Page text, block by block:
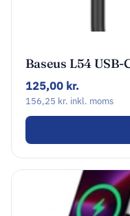
Baseus L54
sort
125,00 kr.
156,25 kr. inkl. moms